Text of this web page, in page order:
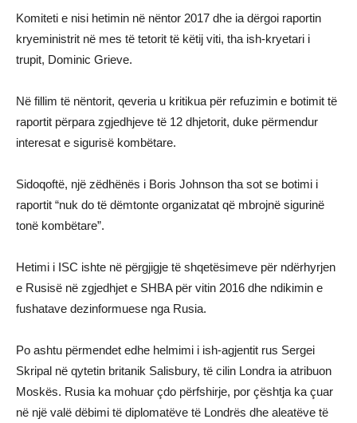
Komiteti e nisi hetimin në nëntor 2017 dhe ia dërgoi raportin
kryeministrit në mes të tetorit të këtij viti, tha ish-kryetari i
trupit, Dominic Grieve.
Në fillim të nëntorit, qeveria u kritikua për refuzimin e botimit të
raportit përpara zgjedhjeve të 12 dhjetorit, duke përmendur
interesat e sigurisë kombëtare.
Sidoqoftë, një zëdhënës i Boris Johnson tha sot se botimi i
raportit “nuk do të dëmtonte organizatat që mbrojnë sigurinë
tonë kombëtare”.
Hetimi i ISC ishte në përgjigje të shqetësimeve për ndërhyrjen
e Rusisë në zgjedhjet e SHBA për vitin 2016 dhe ndikimin e
fushatave dezinformuese nga Rusia.
Po ashtu përmendet edhe helmimi i ish-agjentit rus Sergei
Skripal në qytetin britanik Salisbury, të cilin Londra ia atribuon
Moskës. Rusia ka mohuar çdo përfshirje, por çështja ka çuar
në një valë dëbimi të diplomatëve të Londrës dhe aleatëve të